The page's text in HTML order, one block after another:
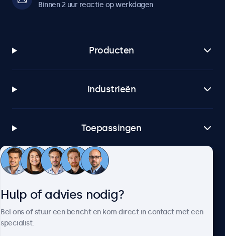
Binnen 2 uur reactie op werkdagen
Producten
Industrieën
Toepassingen
Klantenservice
Hulp of advies nodig?
Bel ons of stuur een bericht en kom direct in contact met een
specialist.